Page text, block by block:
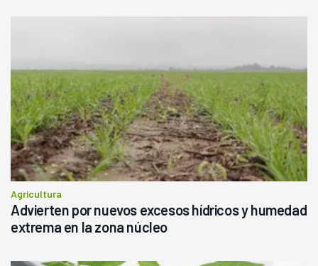
Agricultura
Advierten por nuevos excesos hídricos y humedad
extrema en la zona núcleo